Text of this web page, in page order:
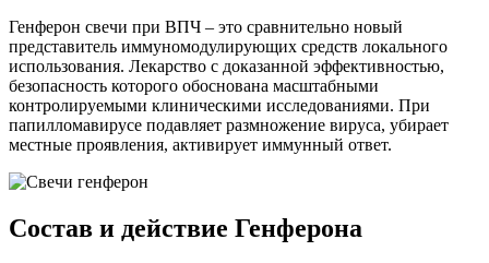
Генферон свечи при ВПЧ – это сравнительно новый
представитель иммуномодулирующих средств локального
использования. Лекарство с доказанной эффективностью,
безопасность которого обоснована масштабными
контролируемыми клиническими исследованиями. При
папилломавирусе подавляет размножение вируса, убирает
местные проявления, активирует иммунный ответ.
Состав и действие Генферона